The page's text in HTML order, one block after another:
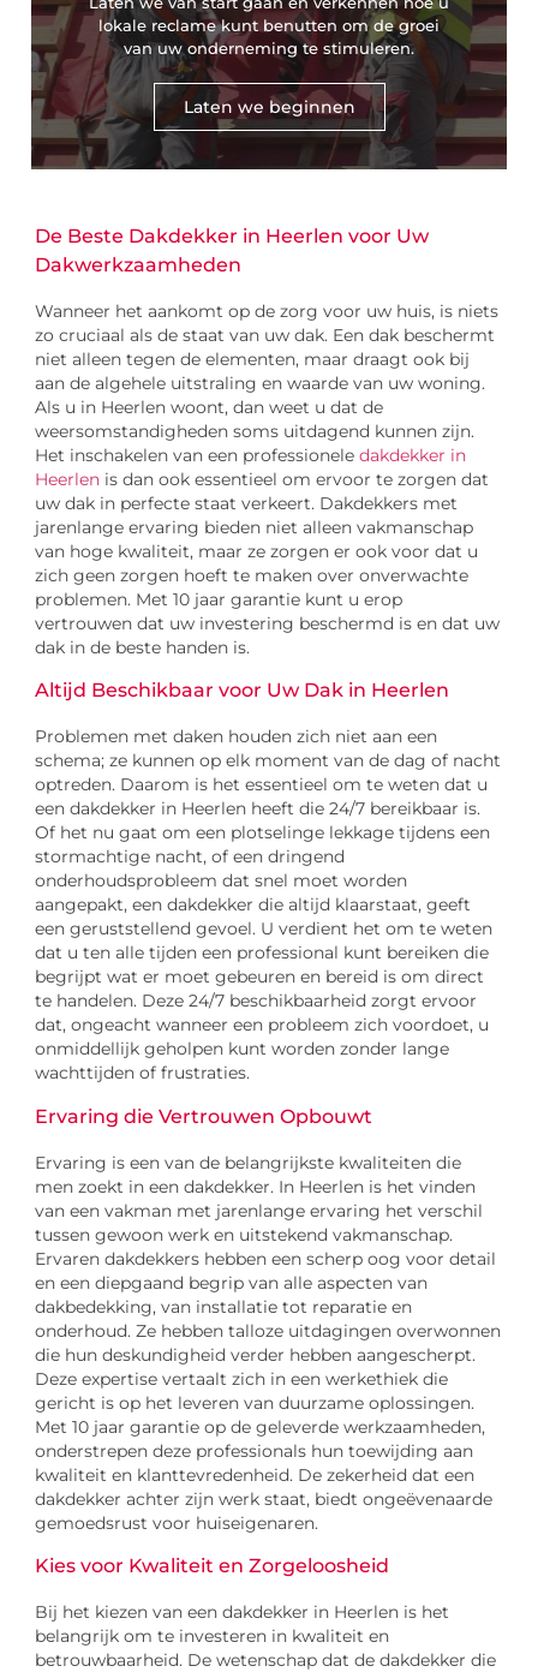
De Beste Dakdekker in Heerlen voor Uw
Dakwerkzaamheden
Wanneer het aankomt op de zorg voor uw huis, is niets
zo cruciaal als de staat van uw dak. Een dak beschermt
niet alleen tegen de elementen, maar draagt ook bij
aan de algehele uitstraling en waarde van uw woning.
Als u in Heerlen woont, dan weet u dat de
weersomstandigheden soms uitdagend kunnen zijn.
Het inschakelen van een professioneledakdekker in
Heerlen is dan ook essentieel om ervoor te zorgen dat
uw dak in perfecte staat verkeert. Dakdekkers met
jarenlange ervaring bieden niet alleen vakmanschap
van hoge kwaliteit, maar ze zorgen er ook voor dat u
zich geen zorgen hoeft te maken over onverwachte
problemen. Met 10 jaar garantie kunt u erop
vertrouwen dat uw investering beschermd is en dat uw
dak in de beste handen is.
Altijd Beschikbaar voor Uw Dak in Heerlen
Problemen met daken houden zich niet aan een
schema; ze kunnen op elk moment van de dag of nacht
optreden. Daarom is het essentieel om te weten dat u
een dakdekker in Heerlen heeft die 24/7 bereikbaar is.
Of het nu gaat om een plotselinge lekkage tijdens een
stormachtige nacht, of een dringend
onderhoudsprobleem dat snel moet worden
aangepakt, een dakdekker die altijd klaarstaat, geeft
een geruststellend gevoel. U verdient het om te weten
dat u ten alle tijden een professional kunt bereiken die
begrijpt wat er moet gebeuren en bereid is om direct
te handelen. Deze 24/7 beschikbaarheid zorgt ervoor
dat, ongeacht wanneer een probleem zich voordoet, u
onmiddellijk geholpen kunt worden zonder lange
wachttijden of frustraties.
Ervaring die Vertrouwen Opbouwt
Ervaring is een van de belangrijkste kwaliteiten die
men zoekt in een dakdekker. In Heerlen is het vinden
van een vakman met jarenlange ervaring het verschil
tussen gewoon werk en uitstekend vakmanschap.
Ervaren dakdekkers hebben een scherp oog voor detail
en een diepgaand begrip van alle aspecten van
dakbedekking, van installatie tot reparatie en
onderhoud. Ze hebben talloze uitdagingen overwonnen
die hun deskundigheid verder hebben aangescherpt.
Deze expertise vertaalt zich in een werkethiek die
gericht is op het leveren van duurzame oplossingen.
Met 10 jaar garantie op de geleverde werkzaamheden,
onderstrepen deze professionals hun toewijding aan
kwaliteit en klanttevredenheid. De zekerheid dat een
dakdekker achter zijn werk staat, biedt ongeëvenaarde
gemoedsrust voor huiseigenaren.
Kies voor Kwaliteit en Zorgeloosheid
Bij het kiezen van een dakdekker in Heerlen is het
belangrijk om te investeren in kwaliteit en
betrouwbaarheid. De wetenschap dat de dakdekker die
lokale reclame kunt benutten om de groei
van uw onderneming te stimuleren.
Laten we beginnen